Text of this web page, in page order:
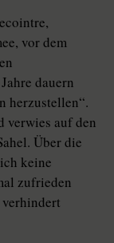
vor dem
dauern
herzustellen“.
verwies auf den
Über die
keine
zufrieden
verhindert